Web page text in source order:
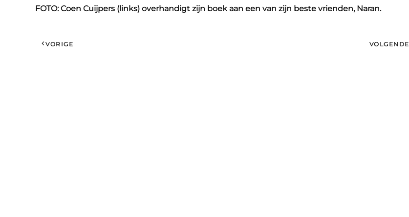
FOTO: Coen Cuijpers (links) overhandigt zijn boek aan een van zijn beste vrienden, Naran.
VORIGE VOLGENDE